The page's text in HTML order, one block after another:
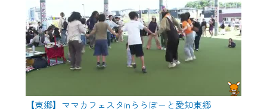
【東郷】ママカフェスタinららぽーと愛知東郷